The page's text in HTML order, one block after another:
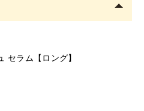
れることをおすすめしま
と、悪化する恐れがありま
に保管してください。
、直射日光のあたる場所に
セラム【ロング】